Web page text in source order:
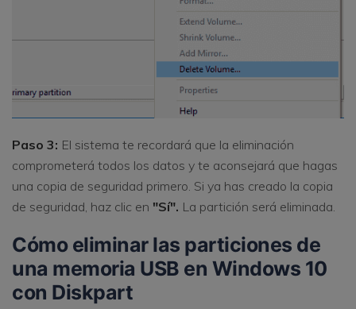
Paso 3: El sistema te recordará que la eliminación
comprometerá todos los datos y te aconsejará que hagas
una copia de seguridad primero. Si ya has creado la copia
de seguridad, haz clic en "Sí". La partición será eliminada.
Cómo eliminar las particiones de
una memoria USB en Windows 10
con Diskpart